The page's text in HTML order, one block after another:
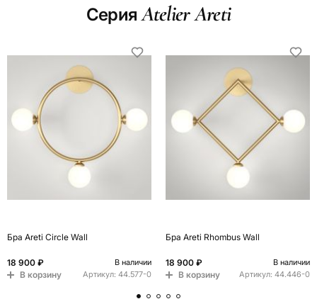
СерияAtelier Areti
Бра Areti Circle Wall
18 900 ₽ В наличии
В корзину Артикул: 44.577-0
Бра Areti Rhombus Wall
18 900 ₽ В наличии
В корзину Артикул: 44.446-0